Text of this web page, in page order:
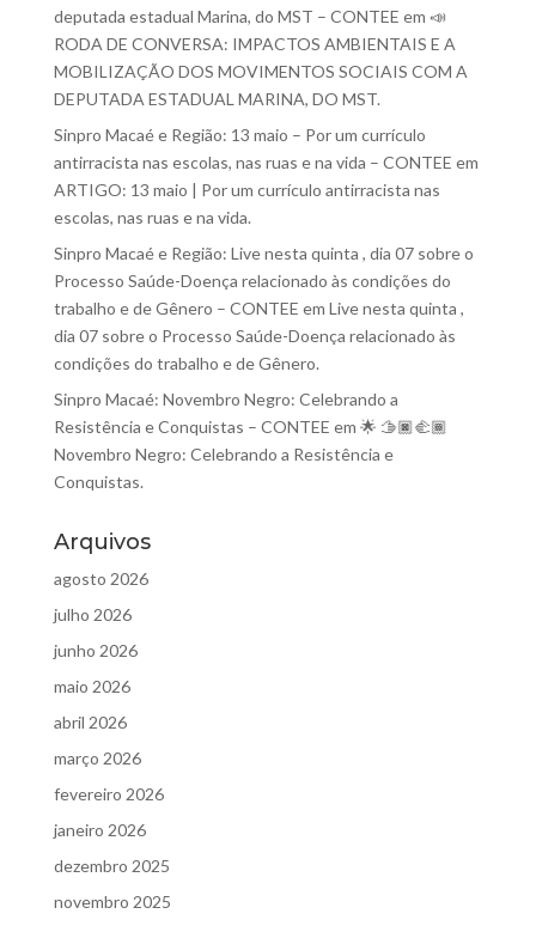
deputada estadual Marina, do MST – CONTEE em 📣
RODA DE CONVERSA: IMPACTOS AMBIENTAIS E A
MOBILIZAÇÃO DOS MOVIMENTOS SOCIAIS COM A
DEPUTADA ESTADUAL MARINA, DO MST.
Sinpro Macaé e Região: 13 maio – Por um currículo
antirracista nas escolas, nas ruas e na vida – CONTEE em
ARTIGO: 13 maio | Por um currículo antirracista nas
escolas, nas ruas e na vida.
Sinpro Macaé e Região: Live nesta quinta , dia 07 sobre o
Processo Saúde-Doença relacionado às condições do
trabalho e de Gênero – CONTEE em Live nesta quinta ,
dia 07 sobre o Processo Saúde-Doença relacionado às
condições do trabalho e de Gênero.
Sinpro Macaé: Novembro Negro: Celebrando a
Resistência e Conquistas – CONTEE em 🌟 🫱🏿‍🫲🏾
Novembro Negro: Celebrando a Resistência e
Conquistas.
Arquivos
agosto 2026
julho 2026
junho 2026
maio 2026
abril 2026
março 2026
fevereiro 2026
janeiro 2026
dezembro 2025
novembro 2025